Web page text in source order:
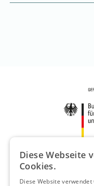
Diese Webseite
Cookies.
Diese Website verwendet